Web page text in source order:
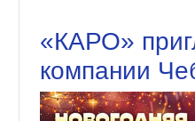
«КАРО»
компании